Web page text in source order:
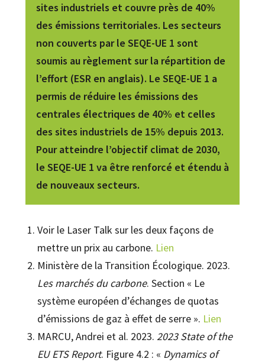
sites industriels et couvre près de 40%
des émissions territoriales. Les secteurs
non couverts par le SEQE-UE 1 sont
soumis au règlement sur la répartition de
l’effort (ESR en anglais). Le SEQE-UE 1 a
permis de réduire les émissions des
centrales électriques de 40% et celles
des sites industriels de 15% depuis 2013.
Pour atteindre l’objectif climat de 2030,
le SEQE-UE 1 va être renforcé et étendu à
de nouveaux secteurs.
Voir le Laser Talk sur les deux façons de
mettre un prix au carbone. Lien
Ministère de la Transition Écologique. 2023.
Les marchés du carbone. Section « Le
système européen d’échanges de quotas
d’émissions de gaz à effet de serre ». Lien
MARCU, Andrei et al. 2023. 2023 State of the
EU ETS Report. Figure 4.2 : « Dynamics of